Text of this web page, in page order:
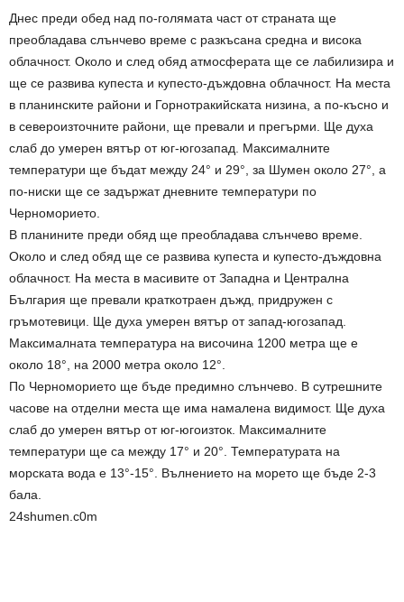
Днес преди обед над по-голямата част от страната ще
преобладава слънчево време с разкъсана средна и висока
облачност. Около и след обяд атмосферата ще се лабилизира и
ще се развива купеста и купесто-дъждовна облачност. На места
в планинските райони и Горнотракийската низина, а по-късно и
в североизточните райони, ще превали и прегърми. Ще духа
слаб до умерен вятър от юг-югозапад. Максималните
температури ще бъдат между 24° и 29°, за Шумен около 27°, а
по-ниски ще се задържат дневните температури по
Черноморието.
В планините преди обяд ще преобладава слънчево време.
Около и след обяд ще се развива купеста и купесто-дъждовна
облачност. На места в масивите от Западна и Централна
България ще превали краткотраен дъжд, придружен с
гръмотевици. Ще духа умерен вятър от запад-югозапад.
Максималната температура на височина 1200 метра ще е
около 18°, на 2000 метра около 12°.
По Черноморието ще бъде предимно слънчево. В сутрешните
часове на отделни места ще има намалена видимост. Ще духа
слаб до умерен вятър от юг-югоизток. Максималните
температури ще са между 17° и 20°. Температурата на
морската вода е 13°-15°. Вълнението на морето ще бъде 2-3
бала.
24shumen.c0m